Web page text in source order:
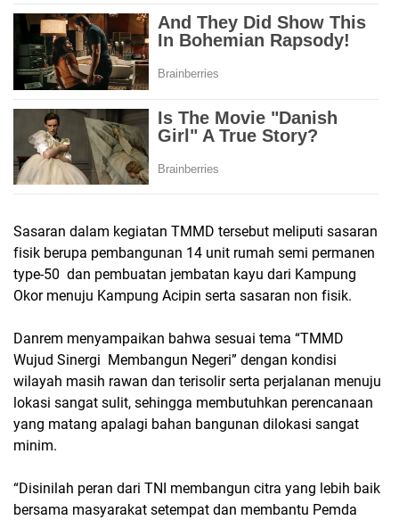
Sasaran dalam kegiatan TMMD tersebut meliputi sasaran
fisik berupa pembangunan 14 unit rumah semi permanen
type-50 dan pembuatan jembatan kayu dari Kampung
Okor menuju Kampung Acipin serta sasaran non fisik.
Danrem menyampaikan bahwa sesuai tema “TMMD
Wujud Sinergi Membangun Negeri” dengan kondisi
wilayah masih rawan dan terisolir serta perjalanan menuju
lokasi sangat sulit, sehingga membutuhkan perencanaan
yang matang apalagi bahan bangunan dilokasi sangat
minim.
“Disinilah peran dari TNI membangun citra yang lebih baik
bersama masyarakat setempat dan membantu Pemda